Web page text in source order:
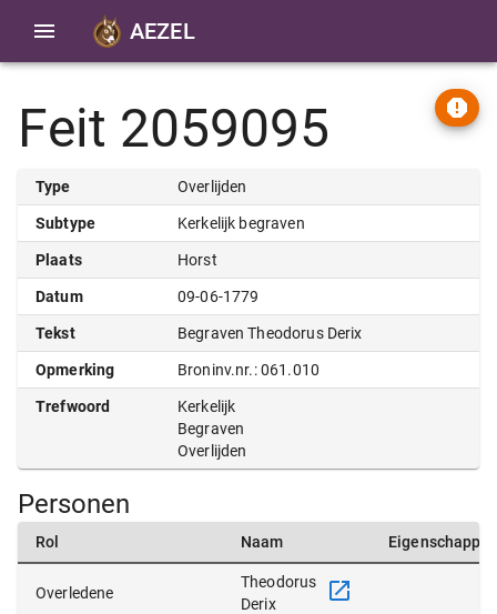
AEZEL
Feit 2059095
Type Overlijden
Subtype Kerkelijk begraven
Plaats Horst
Datum 09-06-1779
Tekst Begraven Theodorus Derix
Opmerking Broninv.nr.: 061.010
Trefwoord
Kerkelijk
Begraven
Overlijden
Personen
Rol Naam
Overledene
Theodorus
Derix